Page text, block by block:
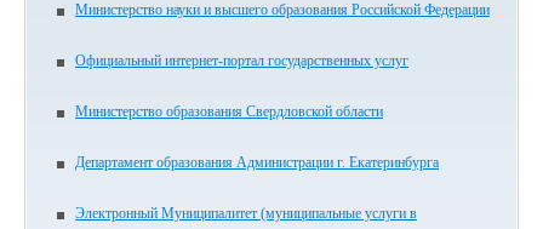
Министерство науки и высшего образования Российской Федерации
Официальный интернет-портал государственных услуг
Министерство образования Свердловской области
Департамент образования Администрации г. Екатеринбурга
Электронный Муниципалитет (муниципальные услуги в